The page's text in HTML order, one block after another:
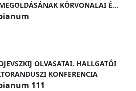
KÖRVONALAI ÉS
OLVASATAI. HALLGATÓI
KONFERENCIA
111